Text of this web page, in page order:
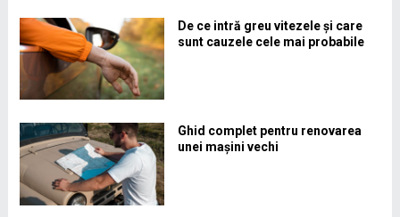
De ce intră greu vitezele și care
sunt cauzele cele mai probabile
Ghid complet pentru renovarea
unei mașini vechi